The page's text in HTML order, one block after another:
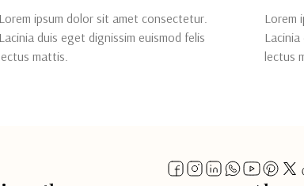
Lorem ipsum dolor sit amet consectetur.
Lacinia duis eget dignissim euismod felis
mattis.
Lorem
lectus